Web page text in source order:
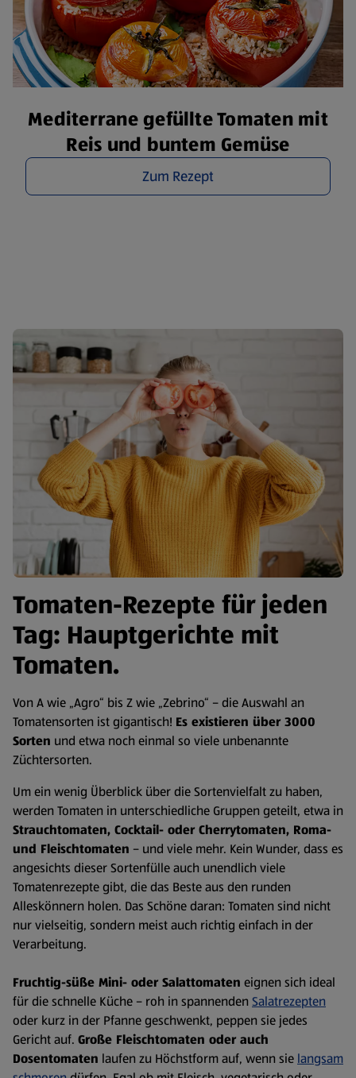
Mediterrane gefüllte Tomaten mit
Reis und buntem Gemüse
Zum Rezept
Tomaten-Rezepte für jeden
Tag: Hauptgerichte mit
Tomaten.
Von A wie „Agro“ bis Z wie „Zebrino“ – die Auswahl an
Tomatensorten ist gigantisch! Es existieren über 3000
Sorten und etwa noch einmal so viele unbenannte
Züchtersorten.
Um ein wenig Überblick über die Sortenvielfalt zu haben,
werden Tomaten in unterschiedliche Gruppen geteilt, etwa in
Strauchtomaten, Cocktail- oder Cherrytomaten, Roma-
und Fleischtomaten – und viele mehr. Kein Wunder, dass es
angesichts dieser Sortenfülle auch unendlich viele
Tomatenrezepte gibt, die das Beste aus den runden
Alleskönnern holen. Das Schöne daran: Tomaten sind nicht
nur vielseitig, sondern meist auch richtig einfach in der
Verarbeitung.
Fruchtig-süße Mini- oder Salattomaten eignen sich ideal
für die schnelle Küche – roh in spannenden Salatrezepten
oder kurz in der Pfanne geschwenkt, peppen sie jedes
Gericht auf. Große Fleischtomaten oder auch
Dosentomaten laufen zu Höchstform auf, wenn sie langsam